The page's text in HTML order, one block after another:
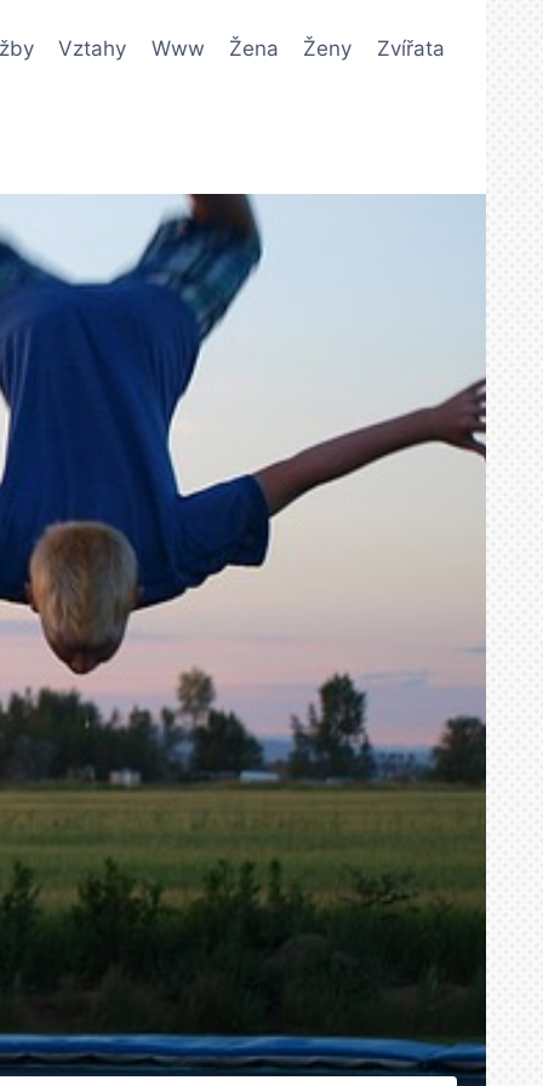
Vztahy Www Žena Ženy Zvířata